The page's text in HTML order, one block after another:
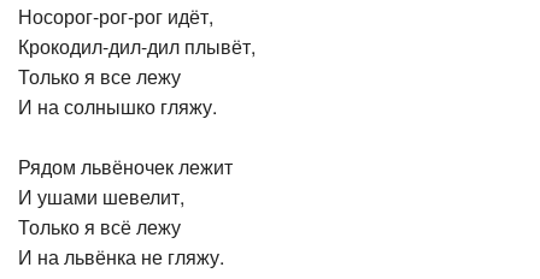
Носорог-рог-рог идёт,
Крокодил-дил-дил плывёт,
Только я все лежу
И на солнышко гляжу.
Рядом львёночек лежит
И ушами шевелит,
Только я всё лежу
И на львёнка не гляжу.